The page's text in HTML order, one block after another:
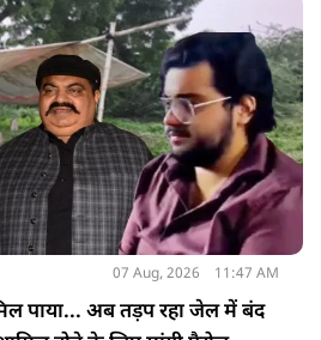
आयोजित किया जा रहा है.
07 Aug, 2026 11:47 AM
पाया... अब तड़प रहा जेल में बंद